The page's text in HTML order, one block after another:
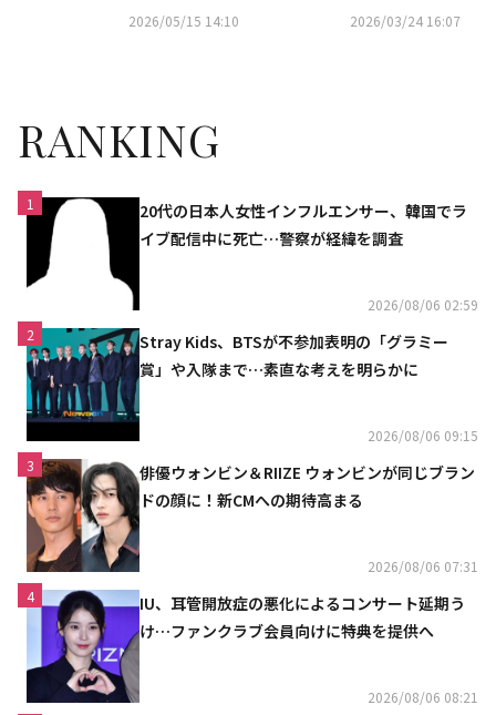
出国…魅力的なサングラス姿
2026/05/15 14:10
のヨンイン」に出演決定
2026/03/24 16:07
RANKING
1
20代の日本人女性インフルエンサー、韓国でラ
イブ配信中に死亡…警察が経緯を調査
2026/08/06 02:59
2
Stray Kids、BTSが不参加表明の「グラミー
賞」や入隊まで…素直な考えを明らかに
2026/08/06 09:15
3
俳優ウォンビン＆RIIZE ウォンビンが同じブラン
ドの顔に！新CMへの期待高まる
2026/08/06 07:31
4
IU、耳管開放症の悪化によるコンサート延期う
け…ファンクラブ会員向けに特典を提供へ
2026/08/06 08:21